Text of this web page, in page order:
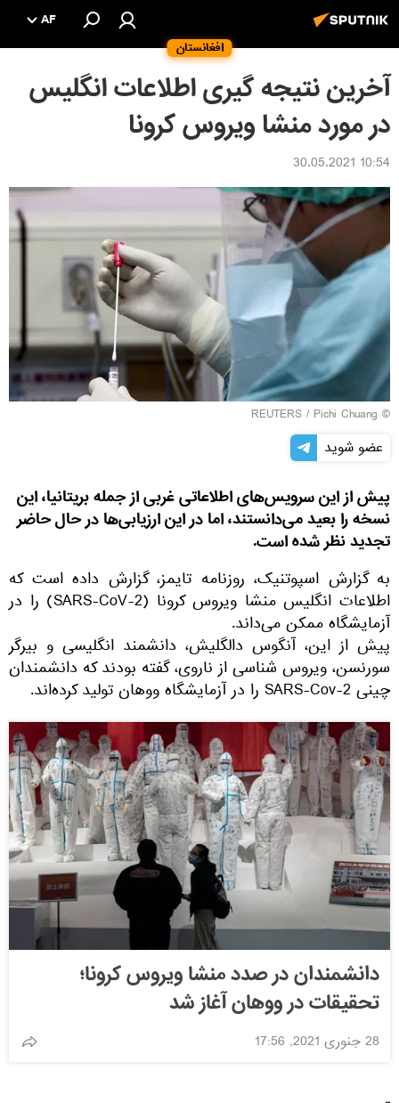
افغانستان
AF
آخرین نتیجه گیری اطلاعات انگلیس
در مورد منشا ویروس کرونا
10:54 30.05.2021
©
REUTERS / Pichi Chuang
عضو شوید
پیش از این سرویس‌های اطلاعاتی غربی از جمله بریتانیا، این
نسخه را بعید می‌دانستند، اما در این ارزیابی‌ها در حال حاضر
تجدید نظر شده است.
به گزارش اسپوتنیک، روزنامه تایمز، گزارش داده است که
اطلاعات انگلیس منشا ویروس کرونا (SARS-CoV-2) را در
آزمایشگاه ممکن می‌داند.
پیش از این، آنگوس دالگلیش، دانشمند انگلیسی و بیرگر
سورنسن، ویروس شناسی از ناروی، گفته بودند که دانشمندان
چینی SARS-Cov-2 را در آزمایشگاه ووهان تولید کرده‌اند.
دانشمندان در صدد منشا ویروس کرونا؛
تحقیقات در ووهان آغاز شد
28 جنوری 2021, 17:56